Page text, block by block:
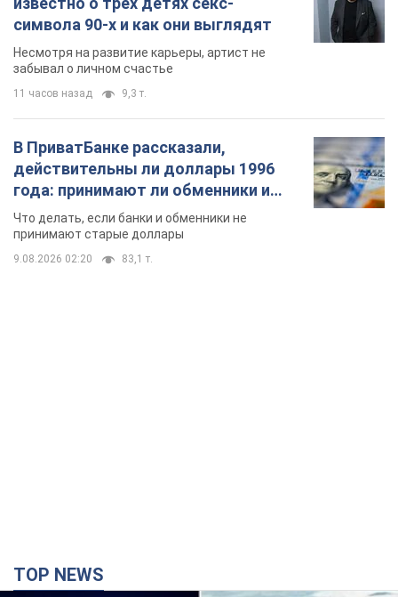
символа 90-х и как они выглядят
Несмотря на развитие карьеры, артист не
забывал о личном счастье
11 часов назад 9,3 т.
В ПриватБанке рассказали,
действительны ли доллары 1996
года: принимают ли обменники и
банки такие купюры
Что делать, если банки и обменники не
принимают старые доллары
9.08.2026 02:20 83,1 т.
TOP NEWS